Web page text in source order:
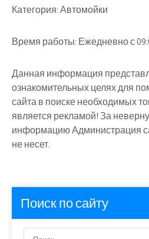
Категория:Автомойки
Время работы: Ежедневно с
Данная информация
ознакомительных целях для
сайта в поиске необходимых
является рекламой! За
информацию Администрация
не несет.
Поиск по сайту